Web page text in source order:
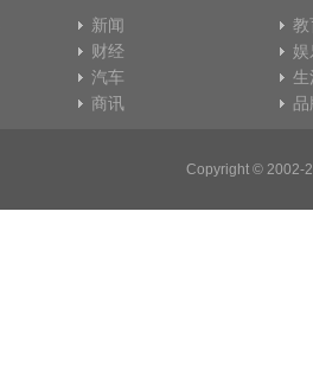
新闻
财经
汽车
商讯
教
娱
生
Copyright © 2002-